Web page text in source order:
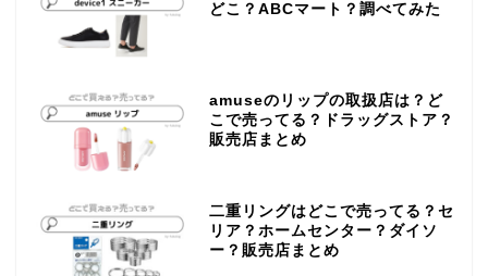
どこ？ABCマート？調べてみた
amuseのリップの取扱店は？ど
こで売ってる？ドラッグストア？
販売店まとめ
二重リングはどこで売ってる？セ
リア？ホームセンター？ダイソ
ー？販売店まとめ